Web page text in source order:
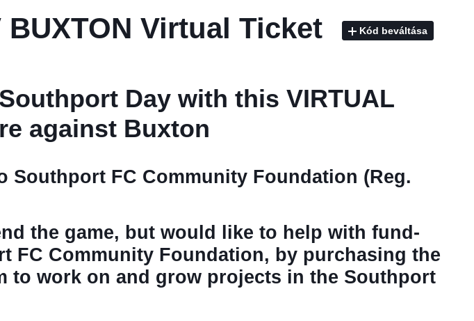
Virtual Ticket Kód beváltása
Day with this VIRTUAL
against Buxton
Southport FC Community Foundation (Reg.
the game, but would like to help with fund-
FC Community Foundation, by purchasing the
to work on and grow projects in the Southport